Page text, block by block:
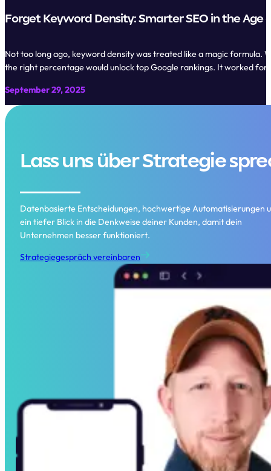
Forget Keyword Density: Smarter SEO in the Age
Not too long ago, keyword density was treated like a magic formula.
the right percentage would unlock top Google rankings. It worked for
September 29, 2025
Lass uns über Strategie
Datenbasierte Entscheidungen, hochwertige Automatisierungen
ein tiefer Blick in die Denkweise deiner Kunden, damit dein
Unternehmen besser funktioniert.
Strategiegespräch vereinbaren